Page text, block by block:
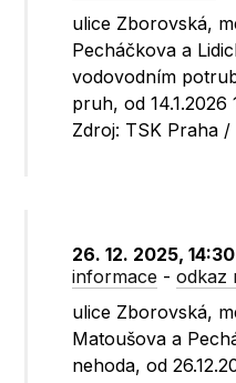
ulice Zborovská,
Pecháčkova a
vodovodním
pruh, od 14.1.2026
Zdroj: TSK Praha /
26. 12. 2025, 14:30
informace -odkaz
ulice Zborovská,
Matoušova a
nehoda, od